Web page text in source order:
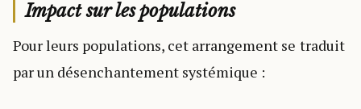
Impact sur les populations
Pour leurs populations, cet arrangement se traduit
par un désenchantement systémique :